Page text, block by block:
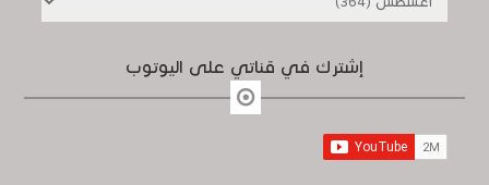
إشترك في قناتي على اليوتوب